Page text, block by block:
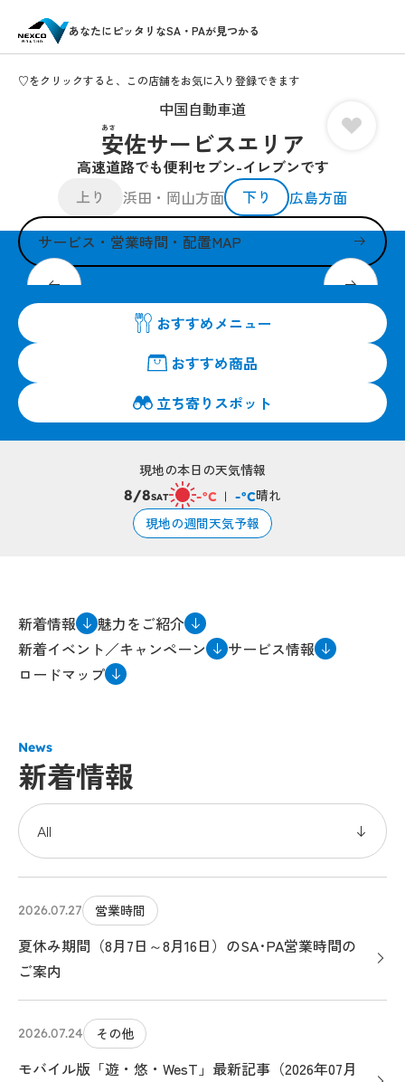
あなたにピッタリなSA・PAが見つかる
♡をクリックすると、この店舗をお気に入り登録できます
中国自動車道
安佐サービスエリア
あさ
高速道路でも便利セブン-イレブンです
上り
浜田・岡山方面 下り 広島方面
サービス・営業時間・配置MAP
皆さまのお越しを24時間営業でお待ちしています。
おすすめメニュー
おすすめ商品
立ち寄りスポット
現地の本日の天気情報
8/8SAT -°C -°C晴れ
現地の週間天気予報
新着情報
魅力をご紹介
新着イベント／キャンペーン
サービス情報
ロードマップ
News
新着情報
2026.07.27 営業時間
夏休み期間（8月7日～8月16日）のSA･PA営業時間の
ご案内
2026.07.24 その他
モバイル版「遊・悠・WesT」最新記事（2026年07月